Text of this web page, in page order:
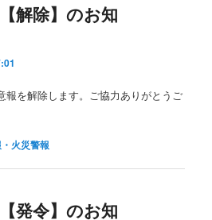
解除】のお知
報を解除します。ご協力ありがとうご
火災警報
発令】のお知